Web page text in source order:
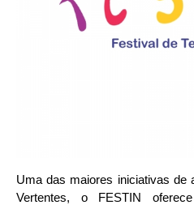
Uma das maiores iniciativas de
Vertentes, o FESTIN